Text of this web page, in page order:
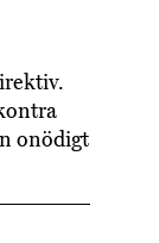
onödigt